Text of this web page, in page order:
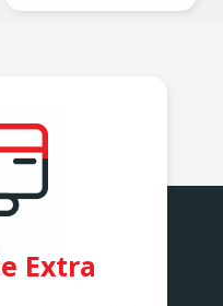
Extra